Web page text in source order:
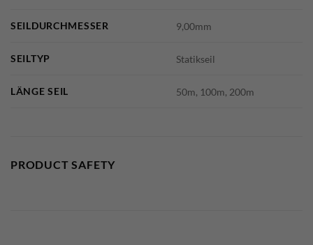
SEILDURCHMESSER 9,00mm
SEILTYP Statikseil
LÄNGE SEIL 50m, 100m, 200m
PRODUCT SAFETY